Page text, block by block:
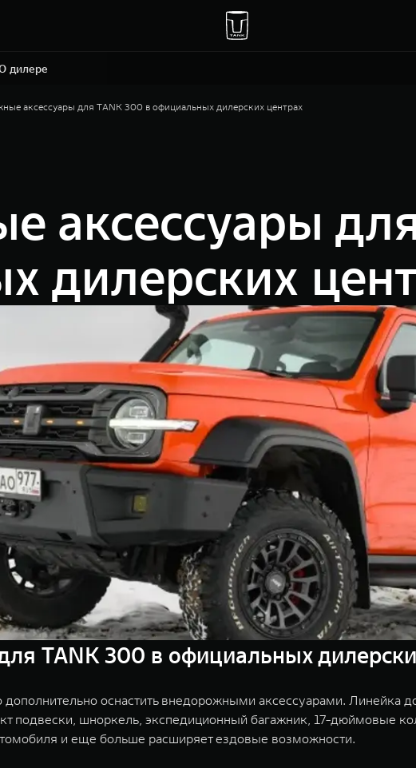
дилере
аксессуары для TANK 300 в официальных дилерских центрах
аксессуары
дилерских
TANK 300 в официальных
оснастить внедорожными аксессуарами. Линейка
подвески, шноркель, экспедиционный багажник, 17-дюймовые
и еще больше расширяет ездовые возможности.